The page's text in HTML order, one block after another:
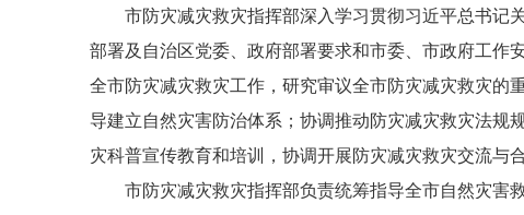
市防灾减灾救灾指挥部深入学习贯彻习近平总书记
部署及自治区党委、政府部署要求和市委、市政府工作
全市防灾减灾救灾工作，研究审议全市防灾减灾救灾的
导建立自然灾害防治体系；协调推动防灾减灾救灾法规
灾科普宣传教育和培训，协调开展防灾减灾救灾交流与
市防灾减灾救灾指挥部负责统筹指导全市自然灾害